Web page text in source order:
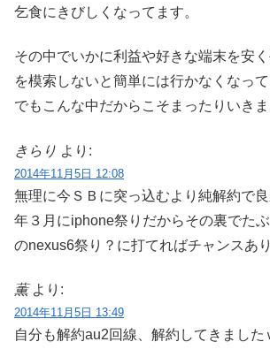
乞食にきびしくなってます。
その中でいかに利益や好きな端末を安
を模索しないと簡単には行かなくなって
でもこんな中だからこそまったりいきま
きらり より:
2014年11月5日 12:08
無理に今ＳＢに突っ込むより純解約で
年３月にiphone祭りだからその裏でた
のnexus6祭り？に打てればチャンスあり
薫 より:
2014年11月5日 13:49
自分も解約au2回線、解約してきました